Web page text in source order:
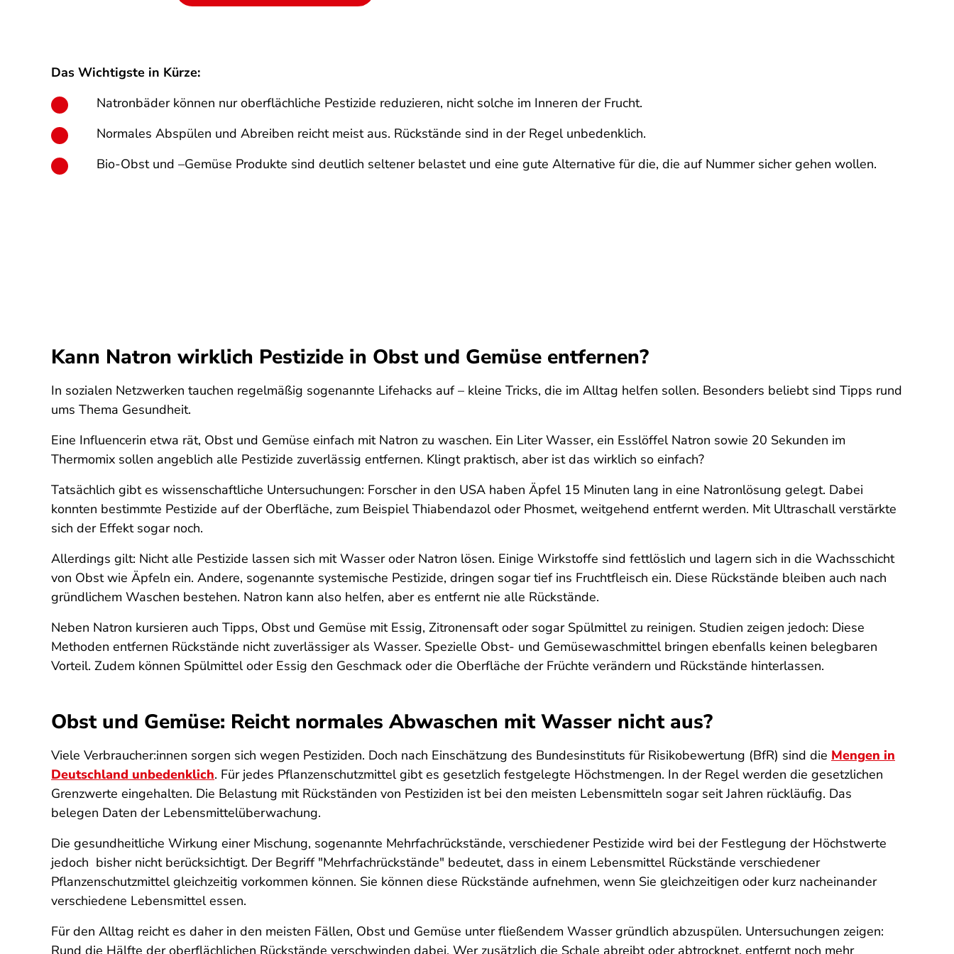
Das Wichtigste in Kürze:
Natronbäder können nur oberflächliche Pestizide reduzieren, nicht solche im Inneren der Frucht.
Normales Abspülen und Abreiben reicht meist aus. Rückstände sind in der Regel unbedenklich.
Bio-Obst und –Gemüse Produkte sind deutlich seltener belastet und eine gute Alternative für die, die auf Nummer sicher gehen wollen.
Kann Natron wirklich Pestizide in Obst und Gemüse entfernen?
In sozialen Netzwerken tauchen regelmäßig sogenannte Lifehacks auf – kleine Tricks, die im Alltag helfen sollen. Besonders beliebt sind Tipps rund
ums Thema Gesundheit.
Eine Influencerin etwa rät, Obst und Gemüse einfach mit Natron zu waschen. Ein Liter Wasser, ein Esslöffel Natron sowie 20 Sekunden im
Thermomix sollen angeblich alle Pestizide zuverlässig entfernen. Klingt praktisch, aber ist das wirklich so einfach?
Tatsächlich gibt es wissenschaftliche Untersuchungen: Forscher in den USA haben Äpfel 15 Minuten lang in eine Natronlösung gelegt. Dabei
konnten bestimmte Pestizide auf der Oberfläche, zum Beispiel Thiabendazol oder Phosmet, weitgehend entfernt werden. Mit Ultraschall verstärkte
sich der Effekt sogar noch.
Allerdings gilt: Nicht alle Pestizide lassen sich mit Wasser oder Natron lösen. Einige Wirkstoffe sind fettlöslich und lagern sich in die Wachsschicht
von Obst wie Äpfeln ein. Andere, sogenannte systemische Pestizide, dringen sogar tief ins Fruchtfleisch ein. Diese Rückstände bleiben auch nach
gründlichem Waschen bestehen. Natron kann also helfen, aber es entfernt nie alle Rückstände.
Neben Natron kursieren auch Tipps, Obst und Gemüse mit Essig, Zitronensaft oder sogar Spülmittel zu reinigen. Studien zeigen jedoch: Diese
Methoden entfernen Rückstände nicht zuverlässiger als Wasser. Spezielle Obst- und Gemüsewaschmittel bringen ebenfalls keinen belegbaren
Vorteil. Zudem können Spülmittel oder Essig den Geschmack oder die Oberfläche der Früchte verändern und Rückstände hinterlassen.
Obst und Gemüse: Reicht normales Abwaschen mit Wasser nicht aus?
Viele Verbraucher:innen sorgen sich wegen Pestiziden. Doch nach Einschätzung des Bundesinstituts für Risikobewertung (BfR) sind die Mengen in
Deutschland unbedenklich. Für jedes Pflanzenschutzmittel gibt es gesetzlich festgelegte Höchstmengen. In der Regel werden die gesetzlichen
Grenzwerte eingehalten. Die Belastung mit Rückständen von Pestiziden ist bei den meisten Lebensmitteln sogar seit Jahren rückläufig. Das
belegen Daten der Lebensmittelüberwachung.
Die gesundheitliche Wirkung einer Mischung, sogenannte Mehrfachrückstände, verschiedener Pestizide wird bei der Festlegung der Höchstwerte
jedoch bisher nicht berücksichtigt. Der Begriff "Mehrfachrückstände" bedeutet, dass in einem Lebensmittel Rückstände verschiedener
Pflanzenschutzmittel gleichzeitig vorkommen können. Sie können diese Rückstände aufnehmen, wenn Sie gleichzeitigen oder kurz nacheinander
verschiedene Lebensmittel essen.
Für den Alltag reicht es daher in den meisten Fällen, Obst und Gemüse unter fließendem Wasser gründlich abzuspülen. Untersuchungen zeigen:
Rund die Hälfte der oberflächlichen Rückstände verschwinden dabei. Wer zusätzlich die Schale abreibt oder abtrocknet, entfernt noch mehr